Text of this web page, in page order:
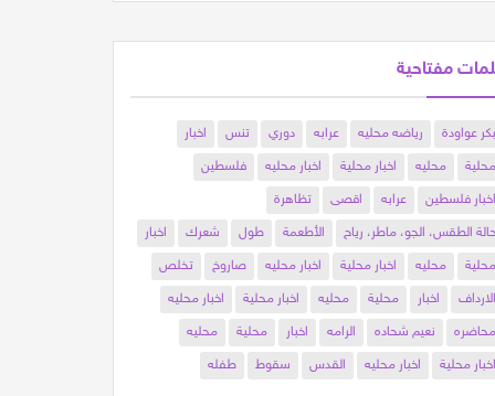
مفتاحية
بكر عواودة رياضه محليه عرابه دوري تنس
اخبار
محلية
محليه اخبار محلية اخبار محليه
فلسطين
اخبار فلسطين
عرابه اقصى
تظاهرة
حالة الطقس، الجو، ماطر، رياح
الأطعمة طول شعرك
اخبار
محلية
محليه اخبار محلية اخبار محليه صاروخ
تخلص
الارداف
اخبار محلية محليه اخبار محلية
اخبار محليه
محاضره
نعيم شحاده الرامه اخبار محلية
محليه
اخبار محلية
اخبار محليه القدس سقوط طفله